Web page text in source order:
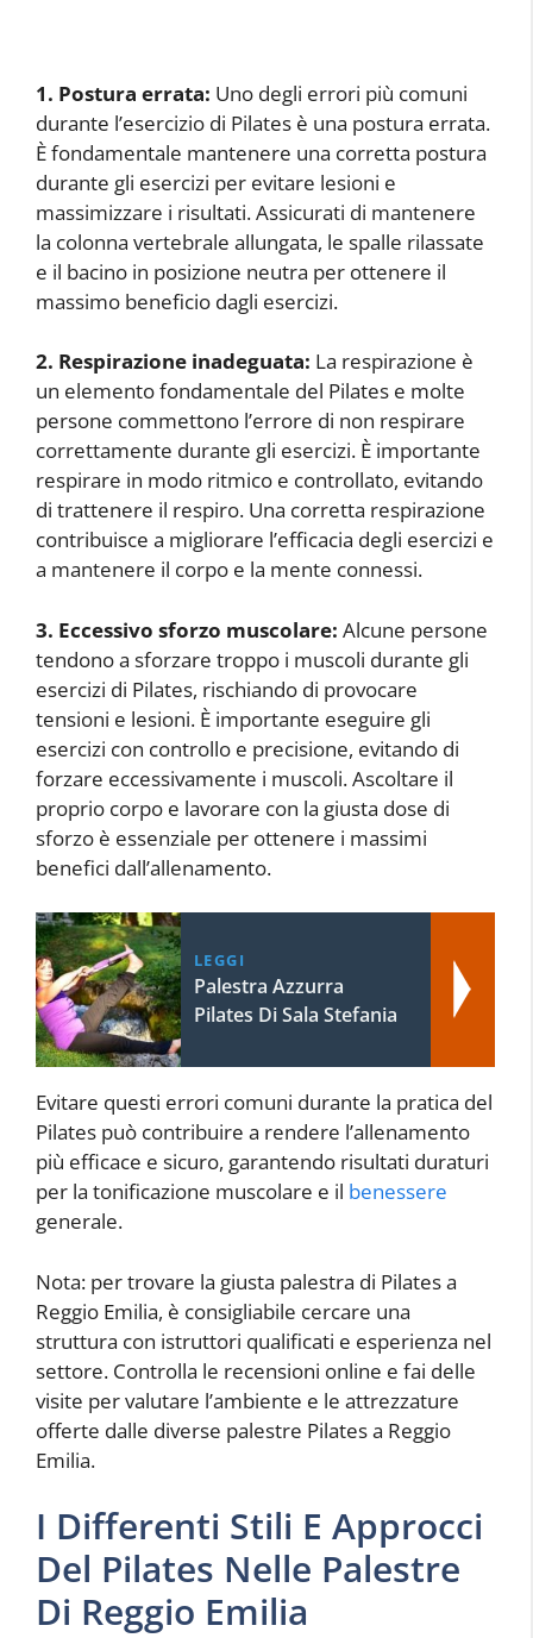
1. Postura errata: Uno degli errori più comuni
durante l’esercizio di Pilates è una postura errata.
È fondamentale mantenere una corretta postura
durante gli esercizi per evitare lesioni e
massimizzare i risultati. Assicurati di mantenere
la colonna vertebrale allungata, le spalle rilassate
e il bacino in posizione neutra per ottenere il
massimo beneficio dagli esercizi.
2. Respirazione inadeguata: La respirazione è
un elemento fondamentale del Pilates e molte
persone commettono l’errore di non respirare
correttamente durante gli esercizi. È importante
respirare in modo ritmico e controllato, evitando
di trattenere il respiro. Una corretta respirazione
contribuisce a migliorare l’efficacia degli esercizi e
a mantenere il corpo e la mente connessi.
3. Eccessivo sforzo muscolare: Alcune persone
tendono a sforzare troppo i muscoli durante gli
esercizi di Pilates, rischiando di provocare
tensioni e lesioni. È importante eseguire gli
esercizi con controllo e precisione, evitando di
forzare eccessivamente i muscoli. Ascoltare il
proprio corpo e lavorare con la giusta dose di
sforzo è essenziale per ottenere i massimi
benefici dall’allenamento.
LEGGI
Palestra Azzurra
Pilates Di Sala Stefania
Evitare questi errori comuni durante la pratica del
Pilates può contribuire a rendere l’allenamento
più efficace e sicuro, garantendo risultati duraturi
per la tonificazione muscolare e il benessere
generale.
Nota: per trovare la giusta palestra di Pilates a
Reggio Emilia, è consigliabile cercare una
struttura con istruttori qualificati e esperienza nel
settore. Controlla le recensioni online e fai delle
visite per valutare l’ambiente e le attrezzature
offerte dalle diverse palestre Pilates a Reggio
Emilia.
I Differenti Stili E Approcci
Del Pilates Nelle Palestre
Di Reggio Emilia